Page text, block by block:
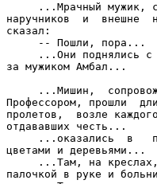
...Мрачный мужик,
наручников  и  внешне
сказал:
     -- Пошли, пора...
...Они поднялись
за мужиком Амбал...
...Мишин,
Профессором, прошли
пролетов,  возле
отдававших честь...
...оказались  в
цветами и деревьями...
...Там, на
палочкой в руке и